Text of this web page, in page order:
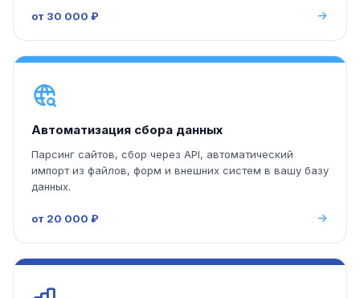
от 30 000 ₽
Автоматизация сбора данных
Парсинг сайтов, сбор через API, автоматический
импорт из файлов, форм и внешних систем в вашу базу
данных.
от 20 000 ₽